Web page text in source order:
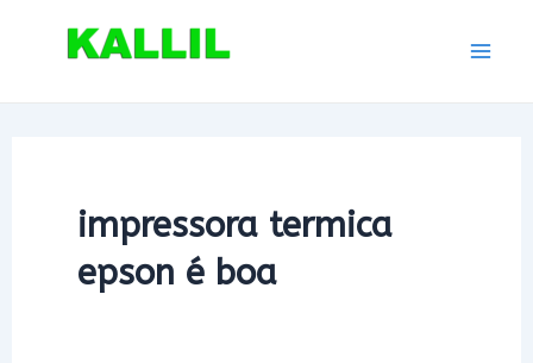
impressora termica
epson é boa